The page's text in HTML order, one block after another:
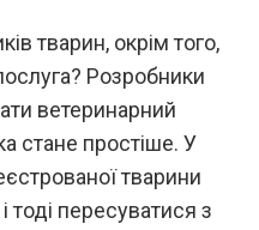
тварин, окрім того,
Розробники
ветеринарний
стане простіше. У
тварини
тоді пересуватися з